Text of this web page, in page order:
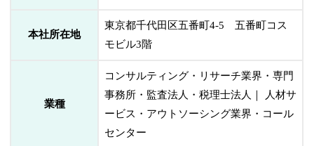
本社所在地
東京都千代田区五番町4-5 五番町コス
モビル3階
業種
コンサルティング・リサーチ業界・専門
事務所・監査法人・税理士法人｜ 人材サ
ービス・アウトソーシング業界・コール
センター